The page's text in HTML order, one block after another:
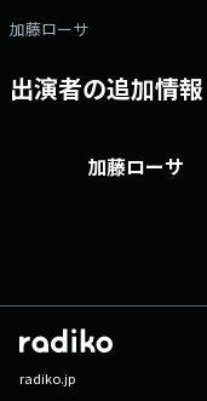
加藤ローサ
出演者の追加情報
加藤ローサ
radiko.jp